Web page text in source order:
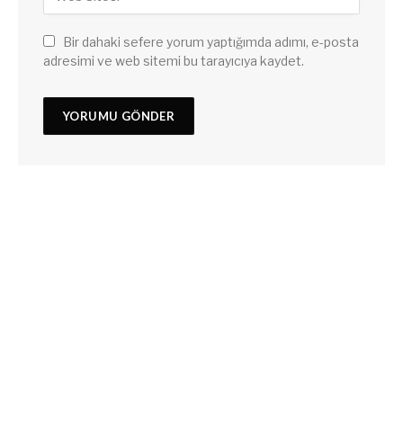
Bir dahaki sefere yorum yaptığımda adımı, e-posta
adresimi ve web sitemi bu tarayıcıya kaydet.